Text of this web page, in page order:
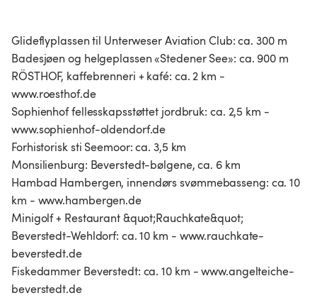
Glideflyplassen til Unterweser Aviation Club: ca. 300 m
Badesjøen og helgeplassen «Stedener See»: ca. 900 m
RÖSTHOF, kaffebrenneri + kafé: ca. 2 km -
www.roesthof.de
Sophienhof fellesskapsstøttet jordbruk: ca. 2,5 km -
www.sophienhof-oldendorf.de
Forhistorisk sti Seemoor: ca. 3,5 km
Monsilienburg: Beverstedt-bølgene, ca. 6 km
Hambad Hambergen, innendørs svømmebasseng: ca. 10
km - www.hambergen.de
Minigolf + Restaurant &quot;Rauchkate&quot;
Beverstedt-Wehldorf: ca. 10 km - www.rauchkate-
beverstedt.de
Fiskedammer Beverstedt: ca. 10 km - www.angelteiche-
beverstedt.de